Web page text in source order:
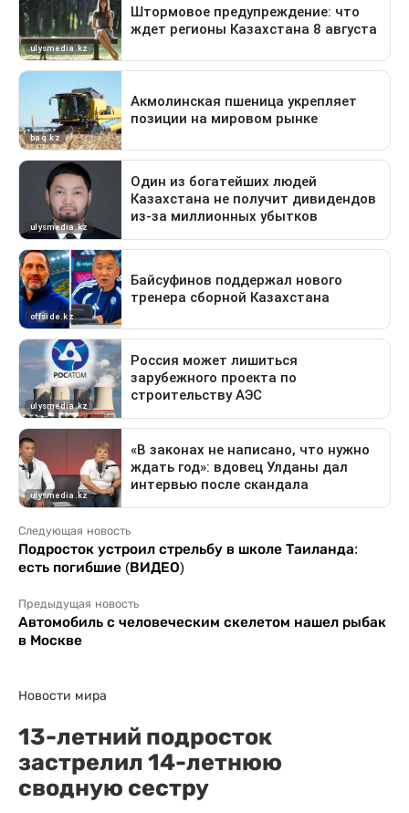
Следующая новость
Подросток устроил стрельбу в школе Таиланда:
есть погибшие (ВИДЕО)
Предыдущая новость
Автомобиль с человеческим скелетом нашел рыбак
в Москве
Новости мира
13-летний подросток
застрелил 14-летнюю
сводную сестру